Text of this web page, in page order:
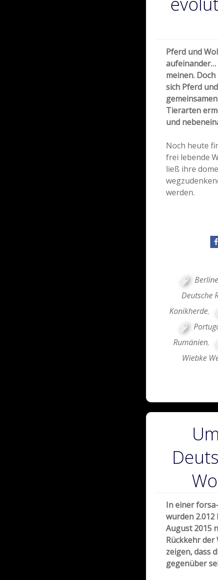
Pferd und
aufeinander…
meinen.
sich Pferd
Tierarten
und
Noch heute
frei lebende
ließ ihre
werden.
Deutsche
Konikherde,
Rumänien,
Wiebke
In einer
wurden
August 2015
Rückkehr der
zeigen, dass
gegenüber